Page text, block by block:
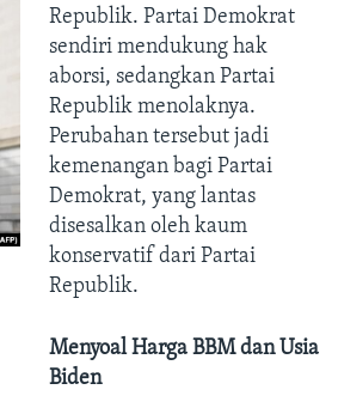
Republik. Partai Demokrat
sendiri mendukung hak
aborsi, sedangkan Partai
Republik menolaknya.
Perubahan tersebut jadi
kemenangan bagi Partai
Demokrat, yang lantas
disesalkan oleh kaum
konservatif dari Partai
Republik.
Menyoal Harga BBM dan Usia
Biden